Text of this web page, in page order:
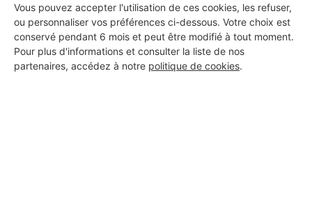
Vous pouvez accepter l'utilisation de ces cookies, les refuser,
ou personnaliser vos préférences ci-dessous. Votre choix est
conservé pendant 6 mois et peut être modifié à tout moment.
Pour plus d'informations et consulter la liste de nos
partenaires, accédez à notre politique de cookies.
8 ans d'expérience
Voir sa fiche